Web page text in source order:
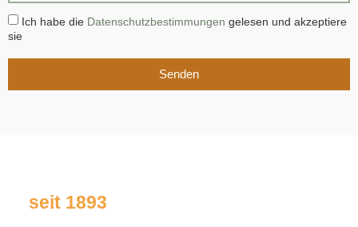
Ich habe die Datenschutzbestimmungen gelesen und akzeptiere
sie
Senden
seit 1893